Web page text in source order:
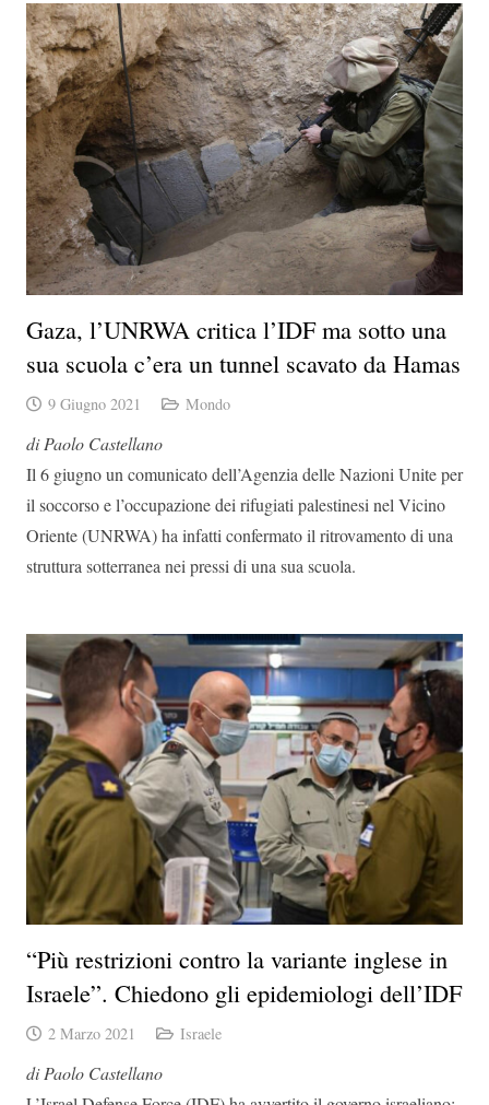
Gaza, l’UNRWA critica l’IDF ma sotto una
sua scuola c’era un tunnel scavato da Hamas
9 Giugno 2021 Mondo
di Paolo Castellano
Il 6 giugno un comunicato dell’Agenzia delle Nazioni Unite per
il soccorso e l’occupazione dei rifugiati palestinesi nel Vicino
Oriente (UNRWA) ha infatti confermato il ritrovamento di una
struttura sotterranea nei pressi di una sua scuola.
“Più restrizioni contro la variante inglese in
Israele”. Chiedono gli epidemiologi dell’IDF
2 Marzo 2021 Israele
di Paolo Castellano